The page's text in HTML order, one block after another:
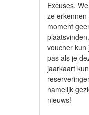
Excuses.
ze erkennen
moment
voucher kun
pas als je
jaarkaart
namelijk
nieuws!